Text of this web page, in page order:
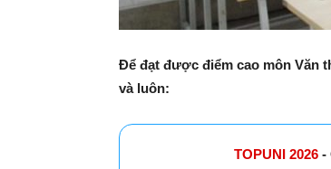
Để đạt được điểm cao môn Văn
và luôn:
TOPUNI 2026 -